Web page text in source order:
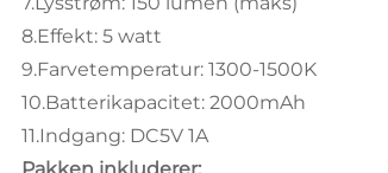
8.Effekt: 5 watt
9.Farvetemperatur: 1300-1500K
10.Batterikapacitet: 2000mAh
11.Indgang: DC5V 1A